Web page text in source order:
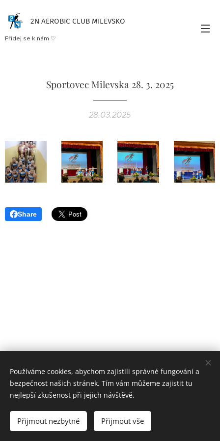
2N AEROBIC CLUB MILEVSKO
Přidej se k nám ♡
Sportovec Milevska 28. 3. 2025
28.03.2025
Share
Cookies
Používáme cookies, abychom zajistili správné fungování a
bezpečnost našich stránek. Tím vám můžeme zajistit tu
nejlepší zkušenost při jejich návštěvě.
Přijmout nezbytné Přijmout vše